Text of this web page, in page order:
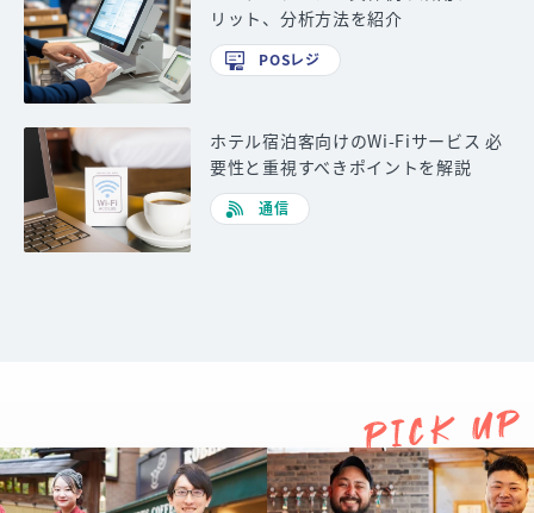
リット、分析方法を紹介
POSレジ
ホテル宿泊客向けのWi-Fiサービス 必
要性と重視すべきポイントを解説
通信